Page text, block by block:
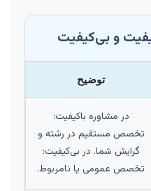
و بی‌کیفیت
توضیح
در مشاوره باکیفیت:
تخصص مستقیم در رشته و
گرایش شما. در بی‌کیفیت:
تخصص عمومی یا نامربوط.